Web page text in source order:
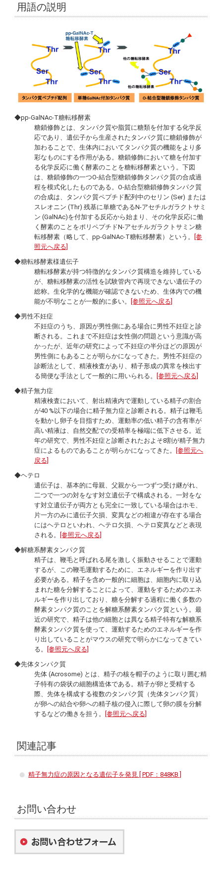
用語の説明
◆pp-GalNAc-T糖転移酵素
糖鎖修飾とは、タンパク質や脂質に糖類を付加する化学反
応であり、遺伝子から生産されたタンパク質に糖鎖修飾が
加わることで、生体内においてタンパク質の機能をより多
彩なものにする作用がある。糖鎖修飾において糖を付加す
る化学反応に働く酵素のことを糖転移酵素という。下図
は、糖鎖修飾の一つO-結合型糖鎖修飾タンパク質の合成過
程を模式化したものである。O-結合型糖鎖修飾タンパク質
の合成は、タンパク質ペプチド配列中のセリン (Ser) または
スレオニン (Thr) 残基に単糖であるN-アセチルガラクトサミ
ン (GalNAc)を付加する反応から始まり、その化学反応に働
く酵素のことをポリペプチドN-アセチルガラクトサミン糖
転移酵素（略して、pp-GalNAc-T糖転移酵素）という。
[参
照元へ戻る]
◆糖転移酵素様遺伝子
糖転移酵素が持つ特徴的なタンパク質構造を維持している
が、糖転移酵素の活性を試験管内で再現できない遺伝子の
総称。生化学的な機能が確認できないため、生体内での機
能が不明なことが一般的に多い。
[参照元へ戻る]
◆男性不妊症
不妊症のうち、原因が男性側にある場合に男性不妊症と診
断される。これまで不妊症は女性側の問題という意識が高
かったが、近年の研究によって不妊症の半分ほどの原因が
男性側にもあることが明らかになってきた。男性不妊症の
診断法として、精液検査があり、精子形成の異常を検出す
る簡便な手法として一般的に用いられる。
[参照元へ戻る]
◆精子無力症
精液検査において、射出精液内で運動している精子の割合
が40 %以下の場合に精子無力症と診断される。精子は鞭毛
を動かし卵子を目指すため、運動率の低い精子の含有率が
高い精液は、自然交配での受精率を極端に低下させる。近
年の研究で、男性不妊症と診断されたおよそ8割が精子無力
症によるものであることが明らかになってきた。
[参照元へ
戻る]
◆ヘテロ
遺伝子は、基本的に母親、父親から一つずつ受け継がれ、
二つで一つの対をなす対立遺伝子で構成される。一対をな
す対立遺伝子が両方とも完全に一致している場合はホモ、
片一方のみに遺伝子欠損、変異などの相違が存在する場合
にはヘテロといわれ、ヘテロ欠損、ヘテロ変異などと表現
される。
[参照元へ戻る]
◆解糖系酵素タンパク質
精子は、鞭毛と呼ばれる尾を激しく振動させることで運動
するが、この鞭毛運動するために、エネルギーを作り出す
必要がある。精子を含め一般的に細胞は、細胞内に取り込
まれた糖を分解することによって、運動をするためのエネ
ルギーを作り出しており、糖を分解する過程に働く多数の
酵素タンパク質のことを解糖系酵素タンパク質という。最
近の研究で、精子は他の細胞とは異なる精子特有な解糖系
酵素タンパク質を使って、運動するためのエネルギーを作
り出していることがマウスの研究で明らかになってきてい
る。
[参照元へ戻る]
◆先体タンパク質
先体 (Acrosome) とは、精子の核を帽子のように取り囲む精
子特有の袋状の細胞構造体である。精子が卵と受精する
際、先体を構成する複数のタンパク質（先体タンパク質）
が卵への結合や卵への精子核の侵入に際して卵の膜を分解
するなどの働きを担う。
[参照元へ戻る]
関連記事
精子無力症の原因となる遺伝子を発見 [ PDF：848KB ]
お問い合わせ